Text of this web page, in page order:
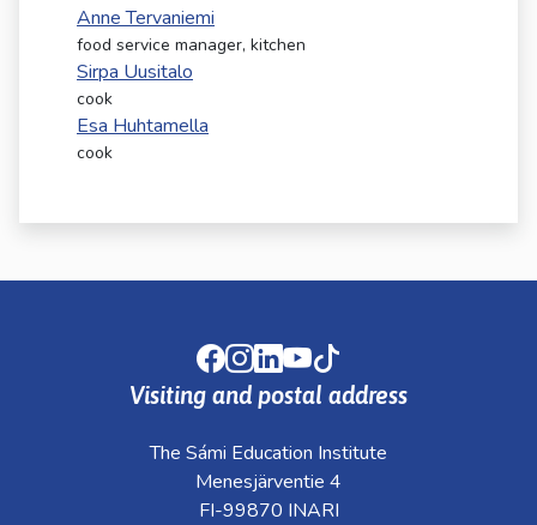
pyyhkäisyliikkeitä.
Anne Tervaniemi
food service manager, kitchen
Sirpa Uusitalo
cook
Esa Huhtamella
cook
Facebook
Instagram
LinkedIn
Youtube
Visiting and postal address
The Sámi Education Institute
Menesjärventie 4
FI-99870 INARI